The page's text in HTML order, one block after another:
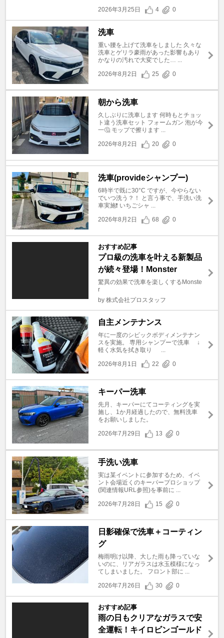
2026年3月25日
4 0
洗車
重い腰を上げて洗車をしました 久々な
洗車とゲリラ豪雨があった影響もあり
かなりの汚れで大変でした… ...
2026年8月2日
25 0
朝から洗車
久しぶりに洗車します 何時もとチョッ
ト違う洗車セット フォームガン 泡が今
一🤔 モップで擦ります ...
2026年8月2日
20 0
洗車(provideシャンプー)
6時半で既に30°C ですが、今やらない
でいつ洗う？！ と言う事で、手洗い洗
車実施❗️ いちごシャ ...
2026年8月2日
68 0
おすすめ記事
プロ級の洗車を叶える新製品
が続々登場！Monster
驚異の効果で洗車を楽しくするMonste
r
by 株式会社プロスタッフ
自主メンテナンス
年に一度のシビックボディメンテナン
スを実施。 専用シャンプーで洗車 ↓
軽く水気を拭き取り ...
2026年8月1日
22 0
キーパー洗車
先月、キーパーにてコーティングを実
施し、1か月経過したので、無料洗車
をお願いしました。
2026年7月29日
13 0
手洗い洗車
実は某イベントに参加するため、イベ
ント会場近くのキーパープロショップ
(関連情報URL参照)を事前に ...
2026年7月28日
15 0
日影確保で洗車＋コーティン
グ
梅雨明け以降、大した雨も降っていな
いのに、リアガラスは水玉模様になっ
てしまいました。 フロント部に ...
2026年7月26日
30 0
おすすめ記事
雨の日もクリアなガラスで安
全運転！キイロビンゴールド